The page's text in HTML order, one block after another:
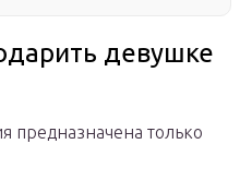
девушке
предназначена только